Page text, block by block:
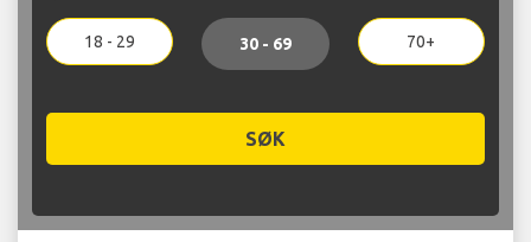
18 - 29 30 - 69 70+
SØK